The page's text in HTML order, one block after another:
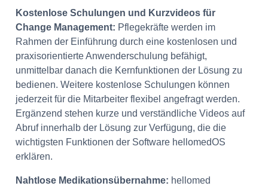
Kostenlose Schulungen und Kurzvideos für
Change Management: Pflegekräfte werden im
Rahmen der Einführung durch eine kostenlosen und
praxisorientierte Anwenderschulung befähigt,
unmittelbar danach die Kernfunktionen der Lösung zu
bedienen. Weitere kostenlose Schulungen können
jederzeit für die Mitarbeiter flexibel angefragt werden.
Ergänzend stehen kurze und verständliche Videos auf
Abruf innerhalb der Lösung zur Verfügung, die die
wichtigsten Funktionen der Software hellomedOS
erklären.
Nahtlose Medikationsübernahme: hellomed